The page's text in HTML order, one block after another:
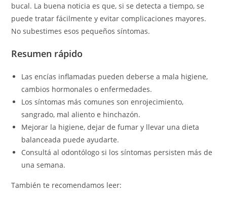
bucal. La buena noticia es que, si se detecta a tiempo, se
puede tratar fácilmente y evitar complicaciones mayores.
No subestimes esos pequeños síntomas.
Resumen rápido
Las encías inflamadas pueden deberse a mala higiene,
cambios hormonales o enfermedades.
Los síntomas más comunes son enrojecimiento,
sangrado, mal aliento e hinchazón.
Mejorar la higiene, dejar de fumar y llevar una dieta
balanceada puede ayudarte.
Consultá al odontólogo si los síntomas persisten más de
una semana.
También te recomendamos leer: